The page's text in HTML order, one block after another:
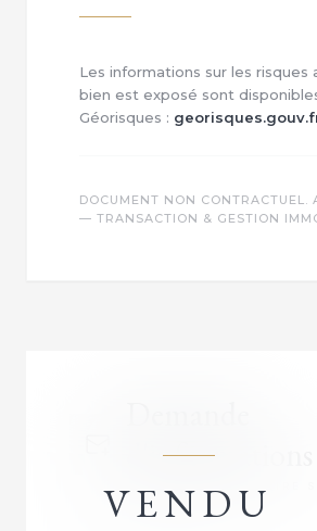
Les informations sur les risques
bien est exposé sont
Géorisques :
DOCUMENT NON CONTRACTUEL.
— TRANSACTION & GESTION
VENDU
d'informations
RÉPONSE PRIORITAIRE